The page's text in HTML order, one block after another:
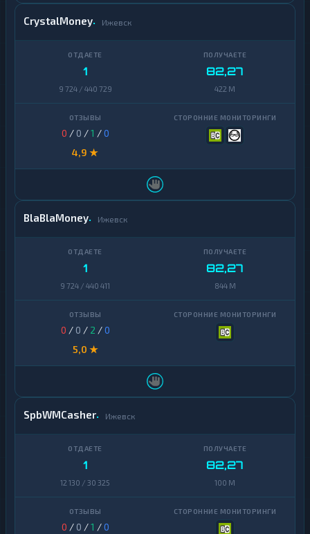
CrystalMoney Ижевск
1
9 724 / 440 729
82,27
422 M
0 / 0 /1 /0
4,9 ★
BlaBlaMoney Ижевск
1
9 724 / 440 411
82,27
844 M
0 / 0 / 2 /0
5,0 ★
SpbWMCasher Ижевск
1
12 130 / 30 325
82,27
100 M
0 / 0 /1 /0